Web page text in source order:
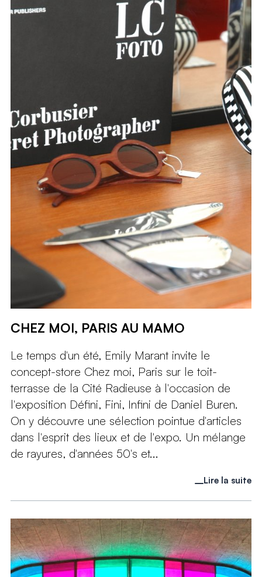
CHEZ MOI, PARIS AU MAMO
Le temps d'un été, Emily Marant invite le
concept-store Chez moi, Paris sur le toit-
terrasse de la Cité Radieuse à l'occasion de
l'exposition Défini, Fini, Infini de Daniel Buren.
On y découvre une sélection pointue d'articles
dans l'esprit des lieux et de l'expo. Un mélange
de rayures, d'années 50's et...
Lire la suite